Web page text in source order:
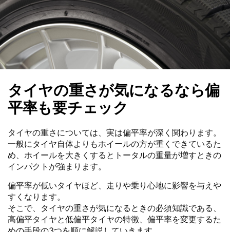
タイヤの重さが気になるなら偏
平率も要チェック
タイヤの重さについては、実は偏平率が深く関わります。
一般にタイヤ自体よりもホイールの方が重くできているた
め、ホイールを大きくするとトータルの重量が増すときの
インパクトが強まります。
偏平率が低いタイヤほど、走りや乗り心地に影響を与えや
すくなります。
そこで、タイヤの重さが気になるときの必須知識である、
高偏平タイヤと低偏平タイヤの特徴、偏平率を変更するた